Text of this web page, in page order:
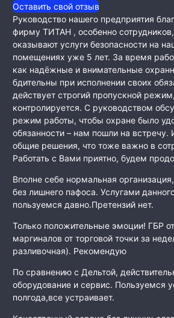
Оставить свой отзыв
Руководство нашего предприятия
фирму ТИТАН , особенно
оказывают услуги безопасности на
помещениях уже 5 лет. За время
как надёжные и внимательные
бдительны при исполнении своих
действует строгий пропускной
контролируется. С руководством
режим работы, чтобы охране было
обязанности – нам пошли на встречу.
общие решения, что тоже важно в
Работать с Вами приятно, будем
Вполне себе нормальная
без лишнего пафоса. Услугами
пользуемся давно.Претензий нет.
Только положительные эмоции! ГБР
маргиналов от торговой точки за
разливочная). Рекомендую
По сравнению с Дельтой,
оборудование и сервис. Пользуемся
полгода,все устраивает.